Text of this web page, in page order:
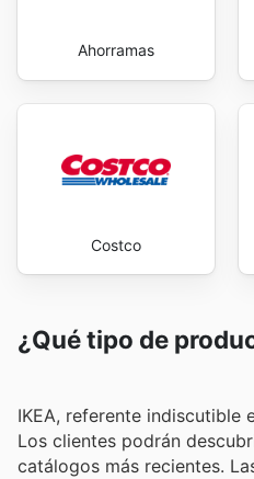
Ahorramas
Costco
¿Qué tipo de
IKEA, referente
Los clientes podrán
catálogos más recientes.